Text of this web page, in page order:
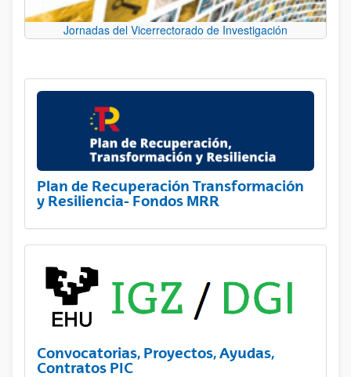
Jornadas del Vicerrectorado de Investigación
Plan de Recuperación Transformación
y Resiliencia- Fondos MRR
Convocatorias, Proyectos, Ayudas,
Contratos PIC